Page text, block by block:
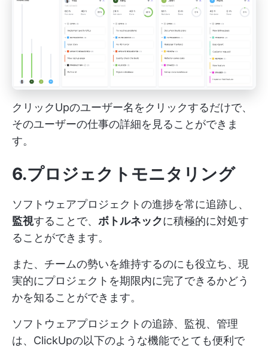
クリックUpのユーザー名をクリックするだけで、
そのユーザーの仕事の詳細を見ることができま
す。
6.プロジェクトモニタリング
ソフトウェアプロジェクトの進捗を常に追跡し、
監視することで、 ボトルネックに積極的に対処す
ることができます。
また、チームの勢いを維持するのにも役立ち、現
実的にプロジェクトを期限内に完了できるかどう
かを知ることができます。
ソフトウェアプロジェクトの追跡、監視、管理
は、ClickUpの以下のような機能でとても便利で